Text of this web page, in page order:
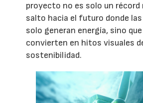
proyecto no es solo un récord
salto hacia el futuro donde
solo generan energía, sino
convierten en hitos visuales
sostenibilidad.